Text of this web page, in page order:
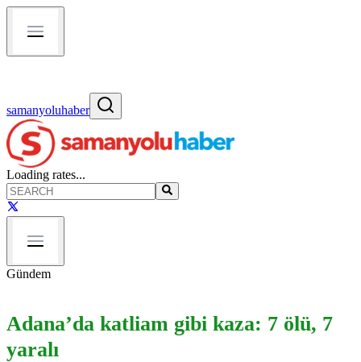
samanyoluhaber
Loading rates...
Gündem
Adana’da katliam gibi kaza: 7 ölü, 7
yaralı